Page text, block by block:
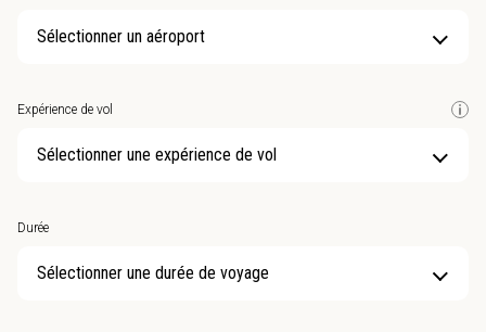
Sélectionner un aéroport
Expérience de vol
Sélectionner une expérience de vol
Durée
Sélectionner une durée de voyage